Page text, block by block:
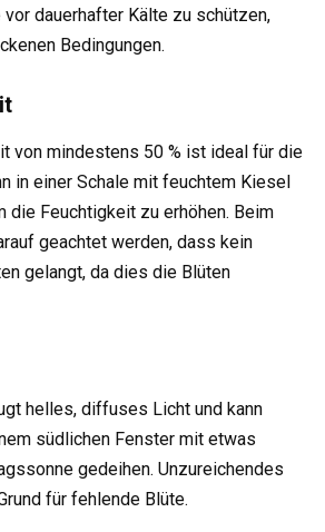
dauerhafter Kälte zu schützen,
Bedingungen.
von mindestens 50 % ist ideal für die
in einer Schale mit feuchtem Kiesel
die Feuchtigkeit zu erhöhen. Beim
geachtet werden, dass kein
gelangt, da dies die Blüten
helles, diffuses Licht und kann
südlichen Fenster mit etwas
gedeihen. Unzureichendes
für fehlende Blüte.